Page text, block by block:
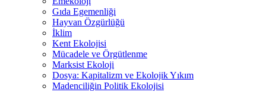
Gıda Egemenliği
Hayvan Özgürlüğü
İklim
Kent Ekolojisi
Mücadele ve Örgütlenme
Marksist Ekoloji
Dosya: Kapitalizm ve Ekolojik Yıkım
Madenciliğin Politik Ekolojisi